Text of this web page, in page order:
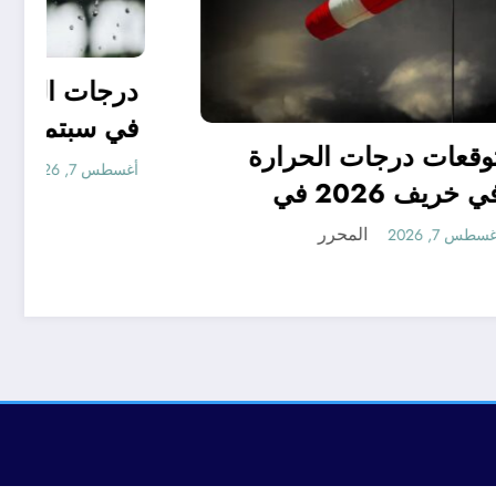
توقعات درجات الحرارة
الجزائر
أغسطس 7, 2026
جدا
..
توقعات مناخ خريف 2026